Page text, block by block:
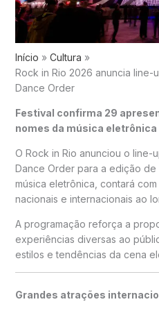
Início
Cultura
Rock in Rio 2026 anuncia
Dance Order
Festival confirma 29
nomes da música eletrônica
O Rock in Rio anunciou o line-
Dance Order para a edição
música eletrônica, contará
nacionais e internacionais ao
A programação reforça a
experiências diversas ao
estilos e tendências da cena
Grandes atrações